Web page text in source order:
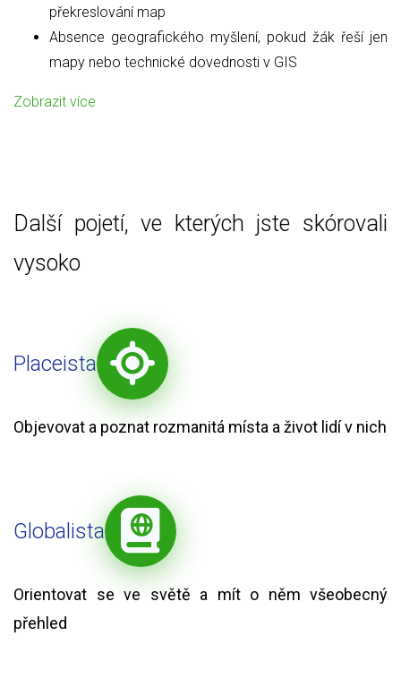
překreslování map
Absence geografického myšlení, pokud žák řeší jen
mapy nebo technické dovednosti v GIS
Zobrazit více
Další pojetí, ve kterých jste skórovali
vysoko
Placeista
Objevovat a poznat rozmanitá místa a život lidí v nich
Globalista
Orientovat se ve světě a mít o něm všeobecný
přehled